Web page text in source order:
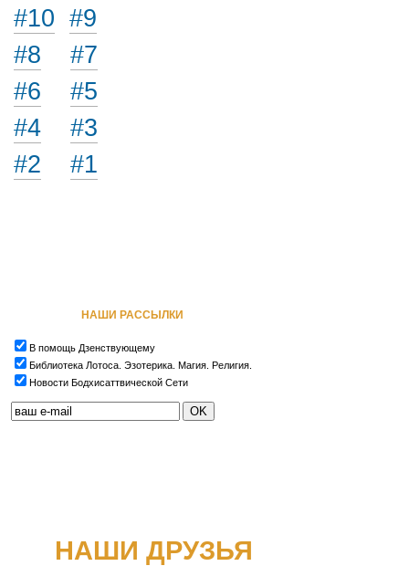
#10 #9
#8
#7
#6
#5
#4
#3
#2
#1
НАШИ РАССЫЛКИ
В помощь Дзенствующему
Библиотека Лотоса. Эзотерика. Магия. Религия.
Новости Бодхисаттвической Сети
НАШИ ДРУЗЬЯ